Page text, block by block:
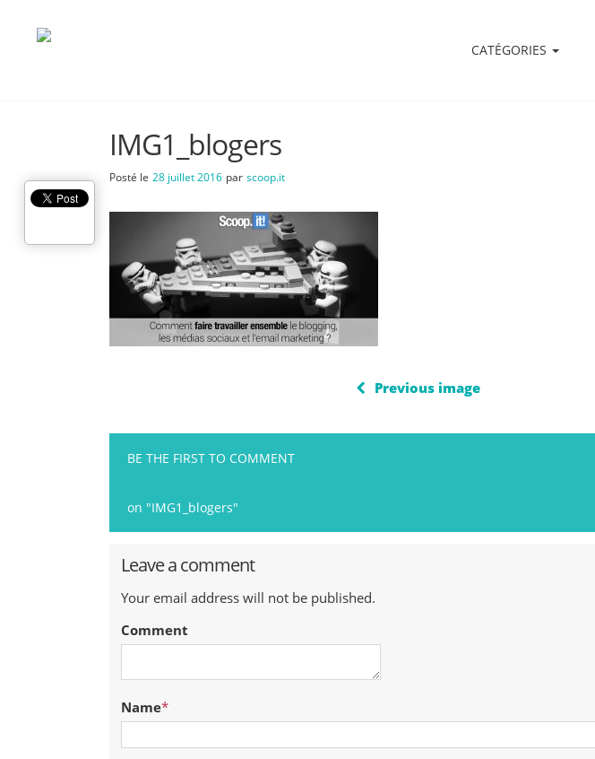
CATÉGORIES
IMG1_blogers
Posté le 28 juillet 2016 par scoop.it
Previous image
BE THE FIRST TO COMMENT
on "IMG1_blogers"
Leave a comment
Your email address will not be published.
Comment
Name*